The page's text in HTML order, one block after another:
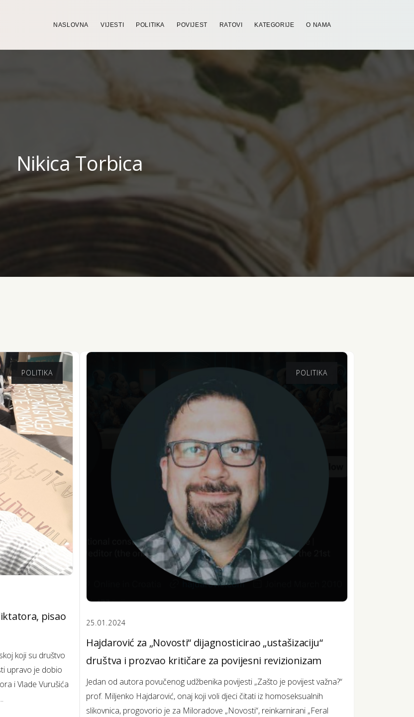
NASLOVNA VIJESTI POLITIKA POVIJEST RATOVI KATEGORIJE O NAMA
Nikica Torbica
POLITIKA
pisao
koji su društvo
upravo je dobio
i Vlade Vurušića
POLITIKA
25.01.2024
Hajdarović za „Novosti“ dijagnosticirao „ustašizaciju“
društva i prozvao kritičare za povijesni revizionizam
Jedan od autora povučenog udžbenika povijesti „Zašto je povijest važna?“
prof. Miljenko Hajdarović, onaj koji voli djeci čitati iz homoseksualnih
slikovnica, progovorio je za Miloradove „Novosti“, reinkarnirani „Feral